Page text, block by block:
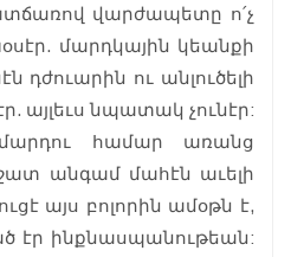
վարժապետը ո՛չ
մարդկային կեանքի
դժուարին ու անլուծելի
այլեւս նպատակ չունէր:
համար առանց
անգամ մահէն աւելի
այս բոլորին ամօթն է,
էր ինքնասպանութեան: